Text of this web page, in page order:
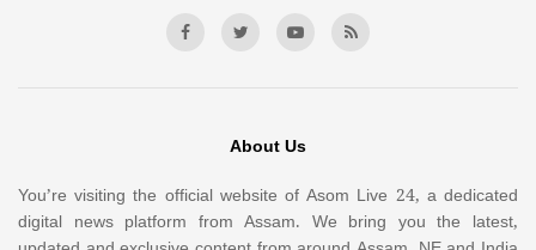
About Us
You’re visiting the official website of Asom Live 24, a dedicated
digital news platform from Assam. We bring you the latest,